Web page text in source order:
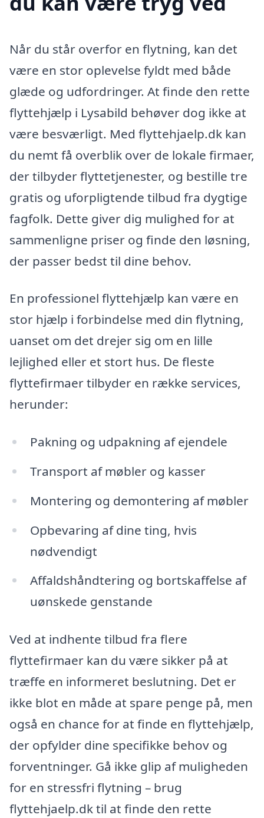
Når du står overfor en flytning, kan det
være en stor oplevelse fyldt med både
glæde og udfordringer. At finde den rette
flyttehjælp i Lysabild behøver dog ikke at
være besværligt. Med flyttehjaelp.dk kan
du nemt få overblik over de lokale firmaer,
der tilbyder flyttetjenester, og bestille tre
gratis og uforpligtende tilbud fra dygtige
fagfolk. Dette giver dig mulighed for at
sammenligne priser og finde den løsning,
der passer bedst til dine behov.
En professionel flyttehjælp kan være en
stor hjælp i forbindelse med din flytning,
uanset om det drejer sig om en lille
lejlighed eller et stort hus. De fleste
flyttefirmaer tilbyder en række services,
herunder:
Pakning og udpakning af ejendele
Transport af møbler og kasser
Montering og demontering af møbler
Opbevaring af dine ting, hvis
nødvendigt
Affaldshåndtering og bortskaffelse af
uønskede genstande
Ved at indhente tilbud fra flere
flyttefirmaer kan du være sikker på at
træffe en informeret beslutning. Det er
ikke blot en måde at spare penge på, men
også en chance for at finde en flyttehjælp,
der opfylder dine specifikke behov og
forventninger. Gå ikke glip af muligheden
for en stressfri flytning – brug
flyttehjaelp.dk til at finde den rette